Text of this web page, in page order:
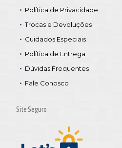
Política de Privacidade
Trocas e Devoluções
Cuidados Especiais
Política de Entrega
Dúvidas Frequentes
Fale Conosco
Site Seguro